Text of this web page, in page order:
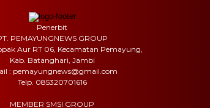
Penerbit
PEMAYUNGNEWS GROUP
Aur RT 06, Kecamatan Pemayung,
Kab. Batanghari, Jambi
: pemayungnews@gmail.com
Telp. 085320701616
MEMBER SMSI GROUP